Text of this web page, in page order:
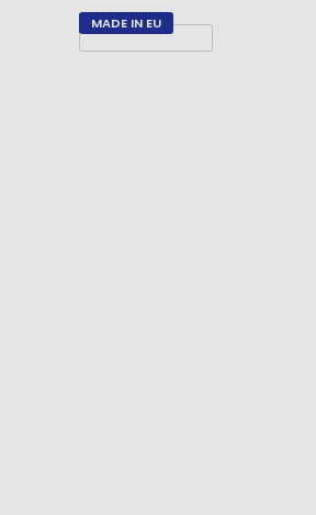
Zum
Ende
der
Zum
Anfang
der
MADE IN EU